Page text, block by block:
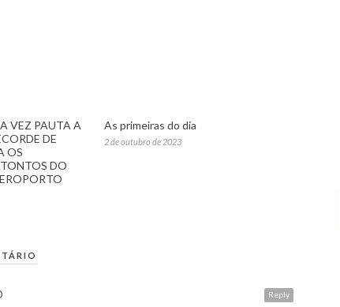
VEZ PAUTA A
DE
OS
DO
As primeiras do dia
2 de outubro de 2023
Reply